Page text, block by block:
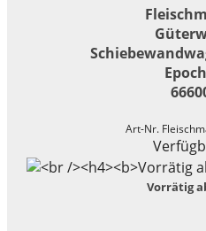
Art-Nr.
Vorrätig